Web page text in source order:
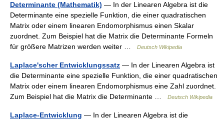
Determinante (Mathematik) — In der Linearen Algebra ist die
Determinante eine spezielle Funktion, die einer quadratischen
Matrix oder einem linearen Endomorphismus einen Skalar
zuordnet. Zum Beispiel hat die Matrix die Determinante Formeln
für größere Matrizen werden weiter …
Deutsch Wikipedia
Laplace'scher Entwicklungssatz — In der Linearen Algebra ist
die Determinante eine spezielle Funktion, die einer quadratischen
Matrix oder einem linearen Endomorphismus eine Zahl zuordnet.
Zum Beispiel hat die Matrix die Determinante …
Deutsch Wikipedia
Laplace-Entwicklung — In der Linearen Algebra ist die